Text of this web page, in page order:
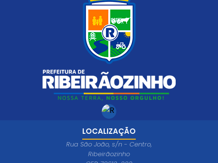
LOCALIZAÇÃO
Rua São João, s/n - Centro,
Ribeirãozinho